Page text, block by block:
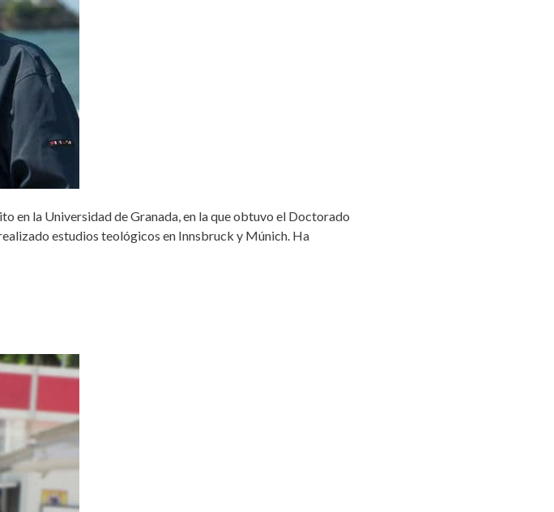
en la Universidad de Granada, en la que obtuvo el Doctorado
estudios teológicos en Innsbruck y Múnich. Ha